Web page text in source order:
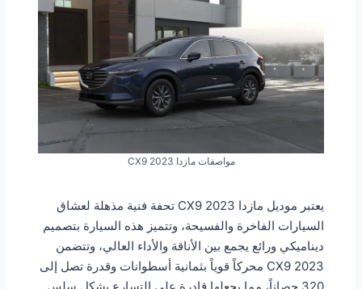
مواصفات مازدا CX9 2023
يعتبر موديل مازدا CX9 2023 تحفة فنية مذهلة لعشاق
السيارات الفاخرة والفسيحة، وتتميز هذه السيارة بتصميم
ديناميكي ورائع يجمع بين الأناقة والأداء العالي، وتتضمن
CX9 2023 محركاً قوياً بثمانية أسطوانات وقدرة تصل إلى